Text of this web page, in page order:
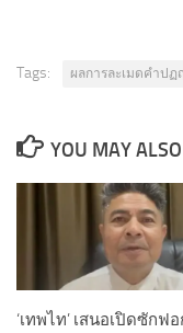
Tags: ผลการละเมดคำป
YOU MAY
‘เทพไท’ เสนอเปิดซักฟ